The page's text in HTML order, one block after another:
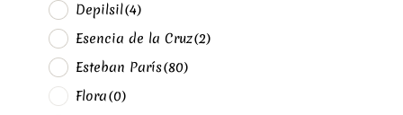
Depilsil(4)
Esencia de la Cruz(2)
Esteban París(80)
Flora(0)